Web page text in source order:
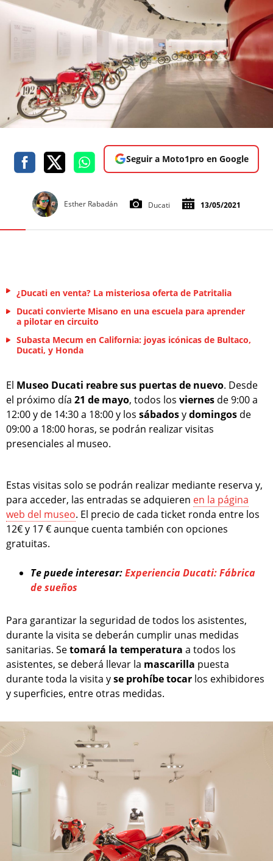
Seguir a Moto1pro en Google
Esther Rabadán Ducati 13/05/2021
¿Ducati en venta? La misteriosa oferta de Patritalia
Ducati convierte Misano en una escuela para aprender
a pilotar en circuito
Subasta Mecum en California: joyas icónicas de Bultaco,
Ducati, y Honda
El Museo Ducati reabre sus puertas de nuevo. Desde
el próximo día 21 de mayo, todos los viernes de 9:00 a
12:00 y de 14:30 a 18:00 y los sábadosydomingos de
09:00 a 18:00 horas, se podrán realizar visitas
presenciales al museo.
Estas visitas solo se podrán realizar mediante reserva y,
para acceder, las entradas se adquieren en la página
web del museo. El precio de cada ticket ronda entre los
12€ y 17 € aunque cuenta también con opciones
gratuitas.
Te puede interesar:Experiencia Ducati: Fábrica
de sueños
Para garantizar la seguridad de todos los asistentes,
durante la visita se deberán cumplir unas medidas
sanitarias. Setomará la temperatura a todos los
asistentes, se deberá llevar la mascarilla puesta
durante toda la visita yse prohíbe tocar los exhibidores
y superficies, entre otras medidas.